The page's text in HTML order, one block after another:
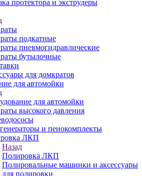
протектора и экструдеры
подкатные
пневмогидравлические
бутылочные
для домкратов
для автомойки
для автомойки
высокого давления
и пенокомплекты
ЛКП
Назад
Полировка ЛКП
Полировальные машинки и аксессуары
для полировки